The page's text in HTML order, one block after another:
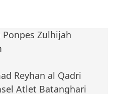
Zulhijah
Reyhan al Qadri
Atlet Batanghari